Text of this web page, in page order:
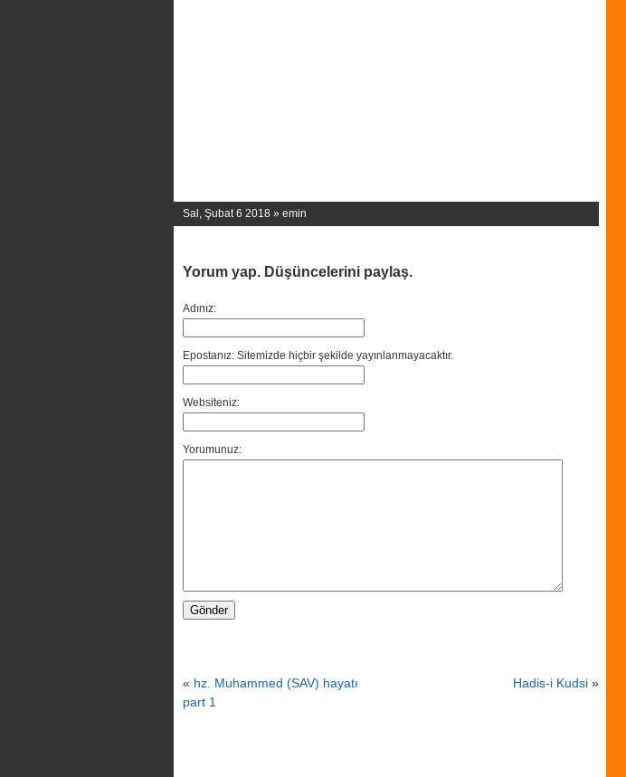
Sal, Şubat 6 2018 » emin
Yorum yap. Düşüncelerini paylaş.
Adınız:
Epostanız: Sitemizde hiçbir şekilde yayınlanmayacaktır.
Websiteniz:
Yorumunuz:
« hz. Muhammed (SAV) hayatı
part 1
Hadis-i Kudsi »